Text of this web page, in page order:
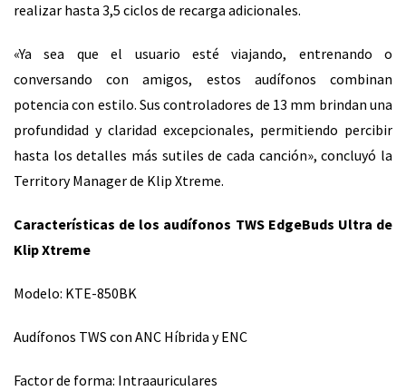
realizar hasta 3,5 ciclos de recarga adicionales.
«Ya sea que el usuario esté viajando, entrenando o
conversando con amigos, estos audífonos combinan
potencia con estilo. Sus controladores de 13 mm brindan una
profundidad y claridad excepcionales, permitiendo percibir
hasta los detalles más sutiles de cada canción», concluyó la
Territory Manager de Klip Xtreme.
Características de los audífonos TWS EdgeBuds Ultra de
Klip Xtreme
Modelo: KTE-850BK
Audífonos TWS con ANC Híbrida y ENC
Factor de forma: Intraauriculares